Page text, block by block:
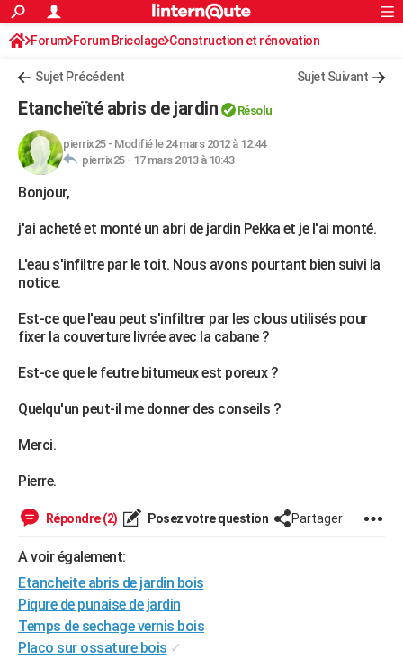
ACTUALITÉS
Politique
Société
Faits Divers
Education
Monde
Villes
+
FINANCE
Retraite
Impôts
Epargne
Immobilier
Risques naturels par ville
Banque
Assurance
Crédit
AUTO
Essais
Réserver un essai
Citadines
Berlines
SUV
Forum auto
+HIGH-TECH
Mobiles
Meilleur smartphone
Internet
Ordinateurs
Jeux vidéo
Guide high-tech
+
Forum
Aménagement intérieur
Extérieur
Cuisine
Salle de bains
Jardinage
Rangement
WEEK-END
Guides de France
Escapades
Patrimoine
Expositions
Musées
Week-end nature
+LIFESTYLE
Alimentation
Guide de la santé
Médicaments
Carte de Noël
Carte Bonne année
Carte Saint-Valentin
Carte Pâques
Carte d'anniversaire
Dictionnaire
Biographies
Citations
Expressions
Proverbes
PROGRAMME TV
COPAINS D'AVANT
Rechercher
S'inscrire
Connexion
Forum Forum Bricolage Construction et rénovation
Charpente, toiture, combles
Sujet Précédent Sujet Suivant
Etancheïté abris de jardin Résolu
pierrix25- Modifié le 24 mars 2012 à 12:44
pierrix25 - 17 mars 2013 à 10:43
Bonjour,
j'ai acheté et monté un abri de jardin Pekka et je l'ai monté.
L'eau s'infiltre par le toit. Nous avons pourtant bien suivi la
notice.
Est-ce que l'eau peut s'infiltrer par les clous utilisés pour
fixer la couverture livrée avec la cabane ?
Est-ce que le feutre bitumeux est poreux ?
Quelqu'un peut-il me donner des conseils ?
Merci.
Pierre.
Répondre (2) Posez votre question Partager
A voir également:
Etancheite abris de jardin bois
Piqure de punaise de jardin
Temps de sechage vernis bois
Placo sur ossature bois ✓